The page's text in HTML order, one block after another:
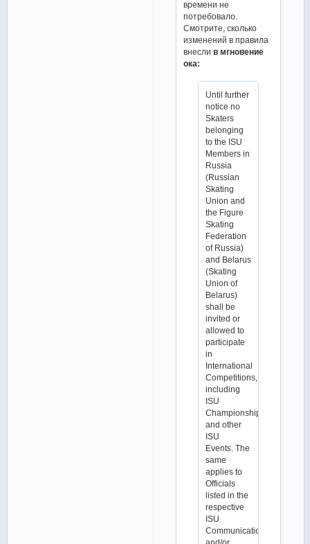
времени не
потребовало.
Смотрите, сколько
изменений в правила
внеслив мгновение
ока:
Until further
notice no
Skaters
belonging
to the ISU
Members in
Russia
(Russian
Skating
Union and
the Figure
Skating
Federation
of Russia)
and Belarus
(Skating
Union of
Belarus)
shall be
invited or
allowed to
participate
in
International
Competitions,
including
ISU
Championships
and other
ISU
Events. The
same
applies to
Officials
listed in the
respective
ISU
Communications
and/or